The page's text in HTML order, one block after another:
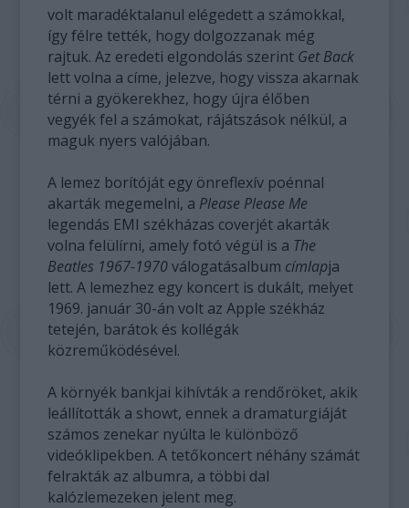
volt maradéktalanul elégedett a számokkal,
így félre tették, hogy dolgozzanak még
rajtuk. Az eredeti elgondolás szerint Get Back
lett volna a címe, jelezve, hogy vissza akarnak
térni a gyökerekhez, hogy újra élőben
vegyék fel a számokat, rájátszások nélkül, a
maguk nyers valójában.
A lemez borítóját egy önreflexív poénnal
akarták megemelni, a Please Please Me
legendás EMI székházas coverjét akarták
volna felülírni, amely fotó végül is a The
Beatles 1967-1970válogatásalbum címlapja
lett. A lemezhez egy koncert is dukált, melyet
1969. január 30-án volt az Apple székház
tetején, barátok és kollégák
közreműködésével.
A környék bankjai kihívták a rendőröket, akik
leállították a showt, ennek a dramaturgiáját
számos zenekar nyúlta le különböző
videóklipekben. A tetőkoncert néhány számát
felrakták az albumra, a többi dal
kalózlemezeken jelent meg.